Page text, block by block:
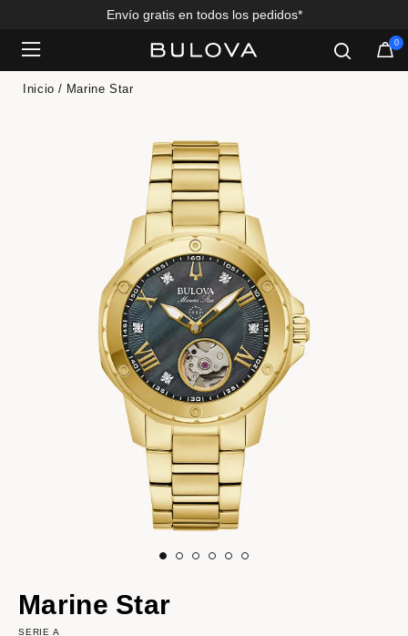
Envío gratis en todos los pedidos*
0
Inicio Marine Star
Marine Star
SERIE A
Added to Manage Wishlist